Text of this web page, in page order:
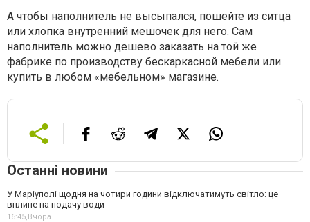
А чтобы наполнитель не высыпался, пошейте из ситца
или хлопка внутренний мешочек для него. Сам
наполнитель можно дешево заказать на той же
фабрике по производству бескаркасной мебели или
купить в любом «мебельном» магазине.
Останні новини
У Маріуполі щодня на чотири години відключатимуть світло: це
вплине на подачу води
16:45,Вчора